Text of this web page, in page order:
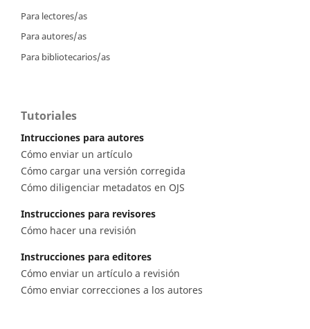
Para lectores/as
Para autores/as
Para bibliotecarios/as
Tutoriales
Intrucciones para autores
Cómo enviar un artículo
Cómo cargar una versión corregida
Cómo diligenciar metadatos en OJS
Instrucciones para revisores
Cómo hacer una revisión
Instrucciones para editores
Cómo enviar un artículo a revisión
Cómo enviar correcciones a los autores